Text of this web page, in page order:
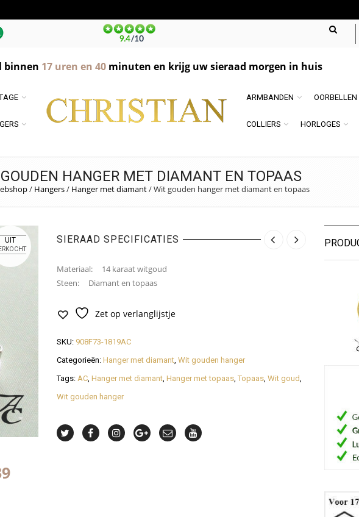
binnen 17uren en 40minuten en krijg uw sieraad morgen in huis
ARMBANDEN OORBELLEN
COLLIERS HORLOGES
HANGER MET DIAMANT EN TOPAAS
/ Hangers/ Hanger met diamant/Wit gouden hanger met diamant en topaas
UIT SIERAAD SPECIFICATIES
Materiaal: 14 karaat witgoud
Steen: Diamant en topaas
Zet op verlanglijstje
SKU: 908F73-1819AC
Categorieën: Hanger met diamant, Wit gouden hanger
Tags: AC, Hanger met diamant, Hanger met topaas, Topaas, Wit goud
Wit gouden hanger